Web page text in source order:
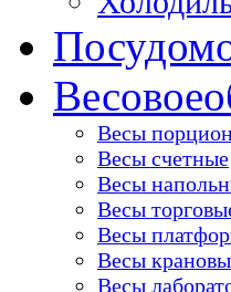
Весовое
Весы
Весы счетные
Весы
Весы
Весы
Весы
Весы